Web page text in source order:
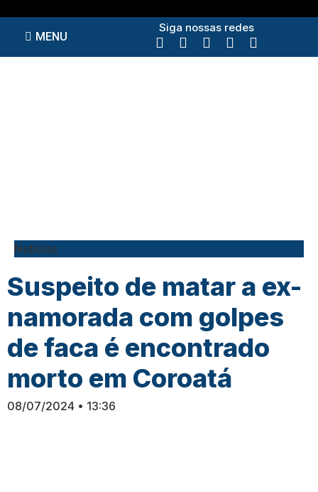
MENU
Siga nossas redes
Notícias
Suspeito de matar a ex-
namorada com golpes
de faca é encontrado
morto em Coroatá
08/07/2024 13:36